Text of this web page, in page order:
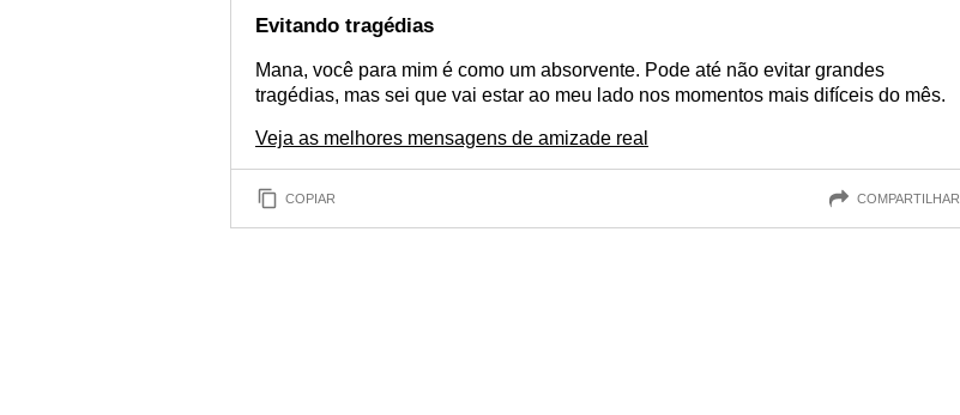
Evitando tragédias
Mana, você para mim é como um absorvente. Pode até não evitar grandes
tragédias, mas sei que vai estar ao meu lado nos momentos mais difíceis do mês.
Veja as melhores mensagens de amizade real
COPIAR COMPARTILHAR